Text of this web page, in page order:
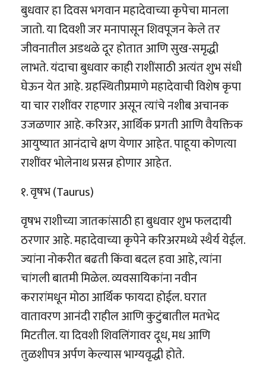
बुधवार हा दिवस भगवान महादेवाच्या कृपेचा मानला
जातो. या दिवशी जर मनापासून शिवपूजन केले तर
जीवनातील अडथळे दूर होतात आणि सुख-समृद्धी
लाभते. यंदाचा बुधवार काही राशींसाठी अत्यंत शुभ संधी
घेऊन येत आहे. ग्रहस्थितीप्रमाणे महादेवाची विशेष कृपा
या चार राशींवर राहणार असून त्यांचे नशीब अचानक
उजळणार आहे. करिअर, आर्थिक प्रगती आणि वैयक्तिक
आयुष्यात आनंदाचे क्षण येणार आहेत. पाहूया कोणत्या
राशींवर भोलेनाथ प्रसन्न होणार आहेत.
१. वृषभ (Taurus)
वृषभ राशीच्या जातकांसाठी हा बुधवार शुभ फलदायी
ठरणार आहे. महादेवाच्या कृपेने करिअरमध्ये स्थैर्य येईल.
ज्यांना नोकरीत बढती किंवा बदल हवा आहे, त्यांना
चांगली बातमी मिळेल. व्यवसायिकांना नवीन
करारांमधून मोठा आर्थिक फायदा होईल. घरात
वातावरण आनंदी राहील आणि कुटुंबातील मतभेद
मिटतील. या दिवशी शिवलिंगावर दूध, मध आणि
तुळशीपत्र अर्पण केल्यास भाग्यवृद्धी होते.